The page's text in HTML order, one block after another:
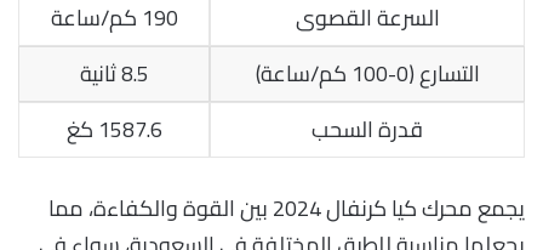
السرعة القصوى
190 كم/ساعة
التسارع (0-100 كم/ساعة)
8.5 ثانية
قدرة السحب
1587.6 كغ
يجمع محرك كيا كرنفال 2024 بين القوة والكفاءة، مما